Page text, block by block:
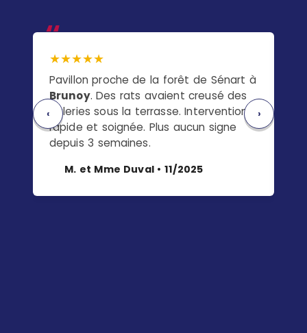
★★★★★
Pavillon proche de la forêt de Sénart à
Brunoy. Des rats avaient creusé des
galeries sous la terrasse. Intervention
rapide et soignée. Plus aucun signe
depuis 3 semaines.
M. et Mme Duval • 11/2025
‹ ›